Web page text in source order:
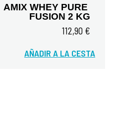
AMIX WHEY PURE
FUSION 2 KG
112,90 €
AÑADIR A LA CESTA